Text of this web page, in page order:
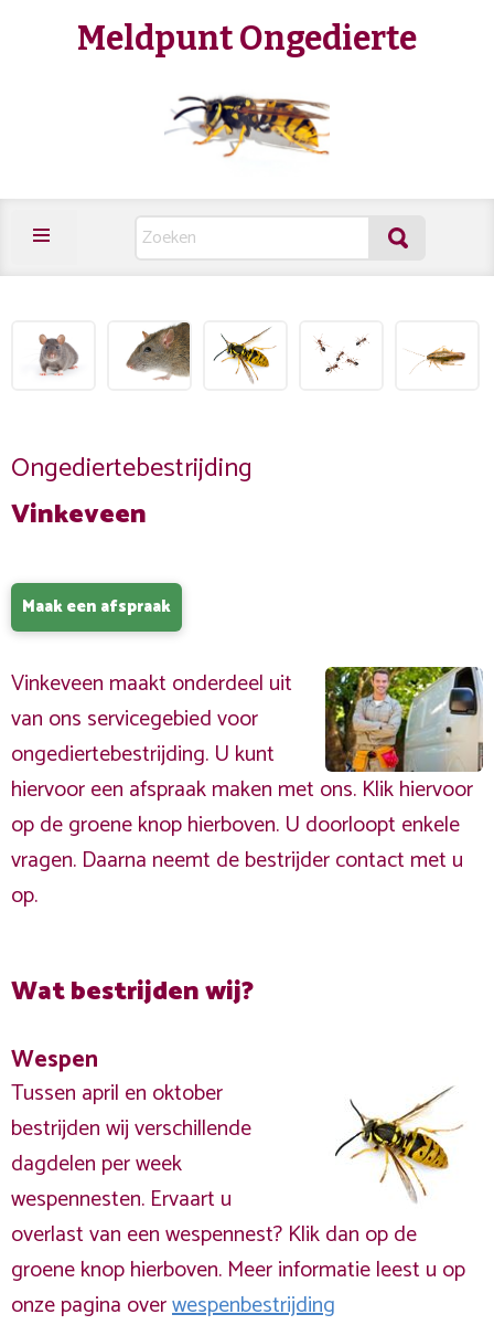
Meldpunt Ongedierte
Ongediertebestrijding
Vinkeveen
Maak een afspraak
Vinkeveen maakt onderdeel uit
van ons servicegebied voor
ongediertebestrijding. U kunt
hiervoor een afspraak maken met ons. Klik hiervoor
op de groene knop hierboven. U doorloopt enkele
vragen. Daarna neemt de bestrijder contact met u
op.
Wat bestrijden wij?
Wespen
Tussen april en oktober
bestrijden wij verschillende
dagdelen per week
wespennesten. Ervaart u
overlast van een wespennest? Klik dan op de
groene knop hierboven. Meer informatie leest u op
onze pagina overwespenbestrijding